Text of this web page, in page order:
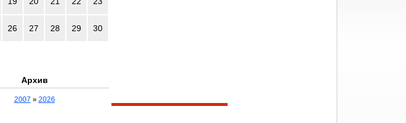
26 27 28 29 30
Архив
2007 » 2026